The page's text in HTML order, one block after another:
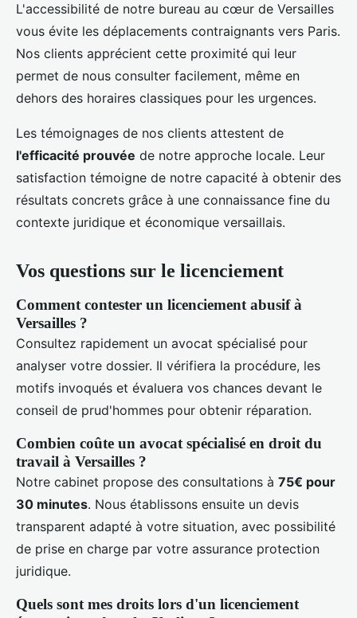
L'accessibilité de notre bureau au cœur de Versailles
vous évite les déplacements contraignants vers Paris.
Nos clients apprécient cette proximité qui leur
permet de nous consulter facilement, même en
dehors des horaires classiques pour les urgences.
Les témoignages de nos clients attestent de
l'efficacité prouvée de notre approche locale. Leur
satisfaction témoigne de notre capacité à obtenir des
résultats concrets grâce à une connaissance fine du
contexte juridique et économique versaillais.
Vos questions sur le licenciement
Comment contester un licenciement abusif à
Versailles ?
Consultez rapidement un avocat spécialisé pour
analyser votre dossier. Il vérifiera la procédure, les
motifs invoqués et évaluera vos chances devant le
conseil de prud'hommes pour obtenir réparation.
Combien coûte un avocat spécialisé en droit du
travail à Versailles ?
Notre cabinet propose des consultations à 75€ pour
30 minutes. Nous établissons ensuite un devis
transparent adapté à votre situation, avec possibilité
de prise en charge par votre assurance protection
juridique.
Quels sont mes droits lors d'un licenciement